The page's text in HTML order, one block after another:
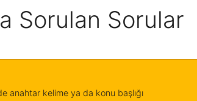
Sorulan Sorular
anahtar kelime ya da konu başlığı